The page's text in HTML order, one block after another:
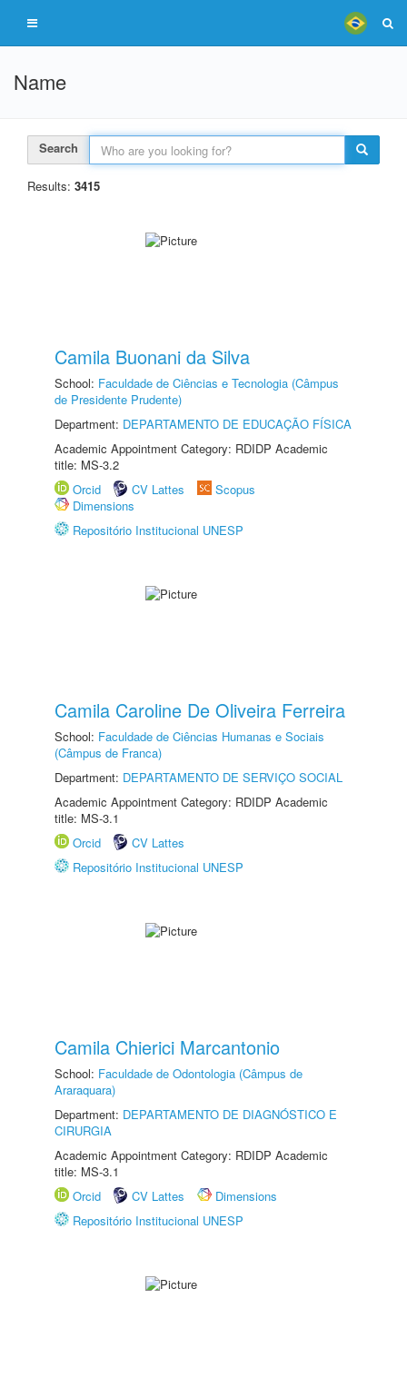
Name
Search
Results: 3415
Camila Buonani da Silva
School: Faculdade de Ciências e Tecnologia (Câmpus
de Presidente Prudente)
Department: DEPARTAMENTO DE EDUCAÇÃO FÍSICA
Academic Appointment Category: RDIDP Academic
title: MS-3.2
Orcid
CV Lattes
Scopus
Dimensions
Repositório Institucional UNESP
Camila Caroline De Oliveira Ferreira
School: Faculdade de Ciências Humanas e Sociais
(Câmpus de Franca)
Department: DEPARTAMENTO DE SERVIÇO SOCIAL
Academic Appointment Category: RDIDP Academic
title: MS-3.1
Orcid
CV Lattes
Repositório Institucional UNESP
Camila Chierici Marcantonio
School: Faculdade de Odontologia (Câmpus de
Araraquara)
Department: DEPARTAMENTO DE DIAGNÓSTICO E
CIRURGIA
Academic Appointment Category: RDIDP Academic
title: MS-3.1
Orcid
CV Lattes
Dimensions
Repositório Institucional UNESP